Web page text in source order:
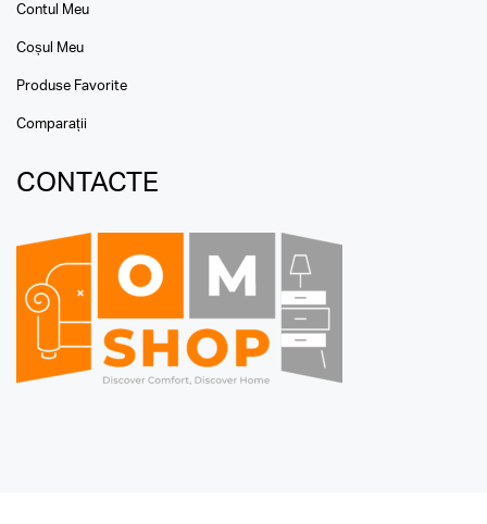
Contul Meu
Coșul Meu
Produse Favorite
Comparații
CONTACTE